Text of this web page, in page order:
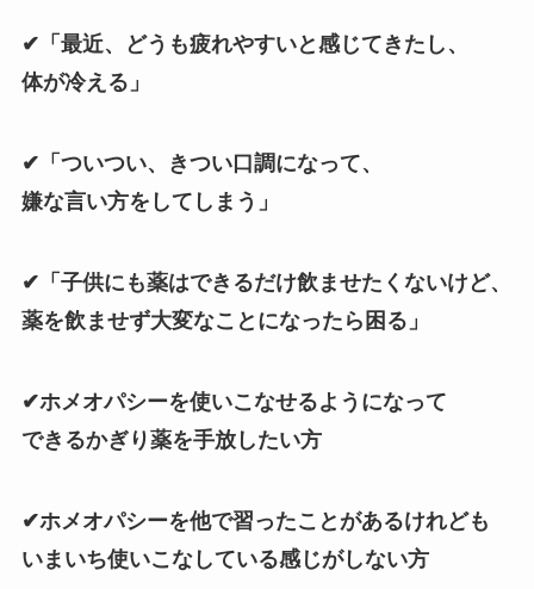
✔「最近、どうも疲れやすいと感じてきたし、
体が冷える」
✔「ついつい、きつい口調になって、
嫌な言い方をしてしまう」
✔「子供にも薬はできるだけ飲ませたくないけど、
薬を飲ませず大変なことになったら困る」
✔ホメオパシーを使いこなせるようになって
できるかぎり薬を手放したい方
✔ホメオパシーを他で習ったことがあるけれども
いまいち使いこなしている感じがしない方